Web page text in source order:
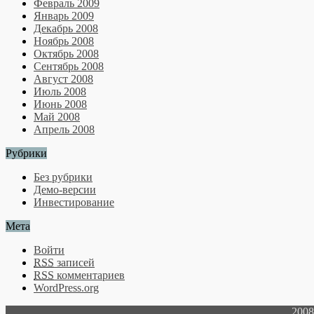
Февраль 2009
Январь 2009
Декабрь 2008
Ноябрь 2008
Октябрь 2008
Сентябрь 2008
Август 2008
Июль 2008
Июнь 2008
Май 2008
Апрель 2008
Рубрики
Без рубрики
Демо-версии
Инвестирование
Мета
Войти
RSS записей
RSS комментариев
WordPress.org